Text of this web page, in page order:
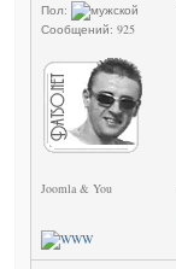
Пол:
Сообщений: 925
Joomla & You